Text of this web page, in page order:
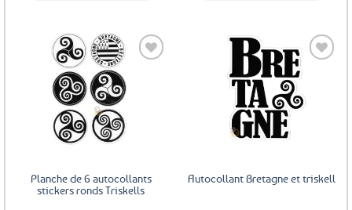
Planche de 6 autocollants
stickers ronds Triskells
Ajouter
Autocollant Bretagne et triskell